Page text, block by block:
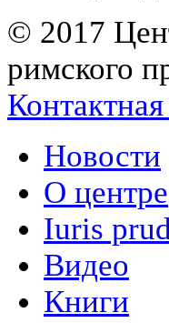
© 2017
римского
Новости
О центре
Iuris
Видео
Книги